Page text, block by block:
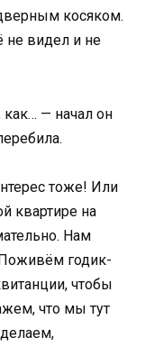
косяком.
не видел и не
— начал он
тоже! Или
квартире на
Нам
годик-
чтобы
что мы тут